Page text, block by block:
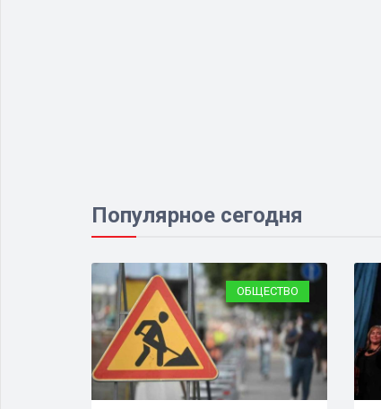
Популярное сегодня
ОБЩЕСТВО